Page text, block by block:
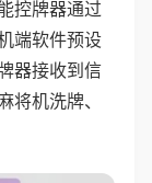
控牌器通过
端软件预设
器接收到信
将机洗牌、